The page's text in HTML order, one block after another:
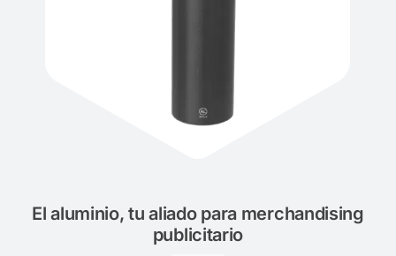
El aluminio, tu aliado para merchandising
publicitario